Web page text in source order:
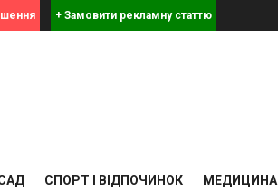
+ Замовити рекламну статтю
СПОРТ І ВІДПОЧИНОК МЕДИЦИНА